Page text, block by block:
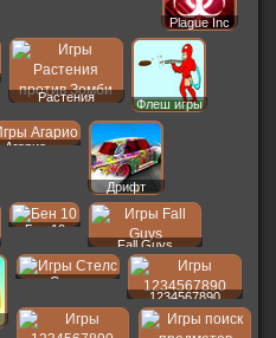
Plague Inc
Растения
Флеш игры
Агарио
Дрифт
Бен 10
Fall Guys
Стелс
1234567890